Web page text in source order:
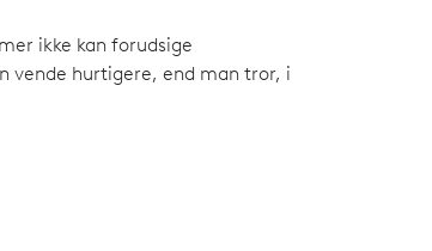
ikke kan forudsige
vende hurtigere, end man tror, i